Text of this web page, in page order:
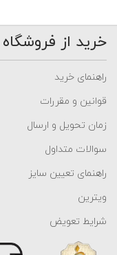
خرید از
راهنمای خرید
قوانین و مقررات
زمان تحویل و ارسال
سوالات متداول
راهنمای تعیین سایز
ویترین
شرایط تعویض